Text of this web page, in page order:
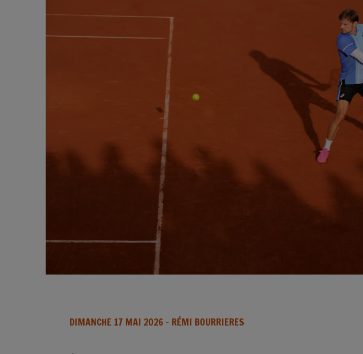
DIMANCHE 17 MAI 2026 - RÉMI BOURRIERES